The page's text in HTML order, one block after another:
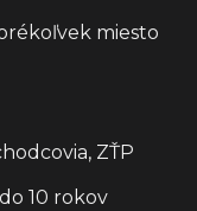
miesto
ZŤP
10 rokov